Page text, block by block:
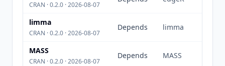
CRAN · 0.2.0 · 2026-08-07
limma
CRAN · 0.2.0 · 2026-08-07
Depends limma
MASS
CRAN · 0.2.0 · 2026-08-07
Depends MASS